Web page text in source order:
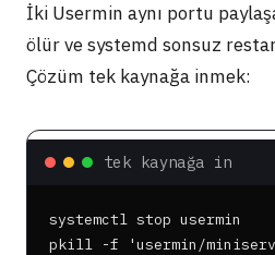
İki Usermin aynı portu
ölür ve systemd sonsuz
Çözüm tek kaynağa inmek:
tek kaynağa in
systemctl stop usermin
pkill -f 'usermin/